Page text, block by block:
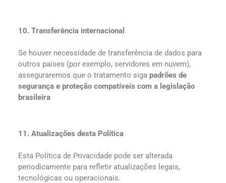
10. Transferência internacional
Se houver necessidade de transferência de dados para
outros países (por exemplo, servidores em nuvem),
asseguraremos que o tratamento siga padrões de
segurança e proteção compatíveis com a legislação
brasileira
11. Atualizações desta Política
Esta Política de Privacidade pode ser alterada
periodicamente para refletir atualizações legais,
tecnológicas ou operacionais.